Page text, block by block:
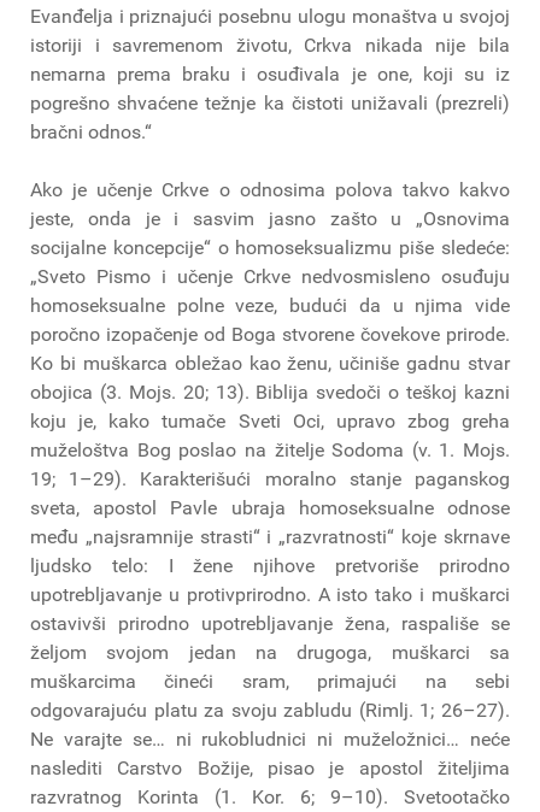
Evanđelja i priznajući posebnu ulogu monaštva u svojoj
istoriji i savremenom životu, Crkva nikada nije bila
nemarna prema braku i osuđivala je one, koji su iz
pogrešno shvaćene težnje ka čistoti unižavali (prezreli)
bračni odnos.“
Ako je učenje Crkve o odnosima polova takvo kakvo
jeste, onda je i sasvim jasno zašto u „Osnovima
socijalne koncepcije“ o homoseksualizmu piše sledeće:
„Sveto Pismo i učenje Crkve nedvosmisleno osuđuju
homoseksualne polne veze, budući da u njima vide
poročno izopačenje od Boga stvorene čovekove prirode.
Ko bi muškarca obležao kao ženu, učiniše gadnu stvar
obojica (3. Mojs. 20; 13). Biblija svedoči o teškoj kazni
koju je, kako tumače Sveti Oci, upravo zbog greha
muželoštva Bog poslao na žitelje Sodoma (v. 1. Mojs.
19; 1–29). Karakterišući moralno stanje paganskog
sveta, apostol Pavle ubraja homoseksualne odnose
među „najsramnije strasti“ i „razvratnosti“ koje skrnave
ljudsko telo: I žene njihove pretvoriše prirodno
upotrebljavanje u protivprirodno. A isto tako i muškarci
ostavivši prirodno upotrebljavanje žena, raspališe se
željom svojom jedan na drugoga, muškarci sa
muškarcima čineći sram, primajući na sebi
odgovarajuću platu za svoju zabludu (Rimlj. 1; 26–27).
Ne varajte se… ni rukobludnici ni muželožnici… neće
naslediti Carstvo Božije, pisao je apostol žiteljima
razvratnog Korinta (1. Kor. 6; 9–10). Svetootačko